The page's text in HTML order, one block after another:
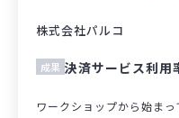
株式会社パルコ
成果 決済サービス利用
ワークショップから始ま